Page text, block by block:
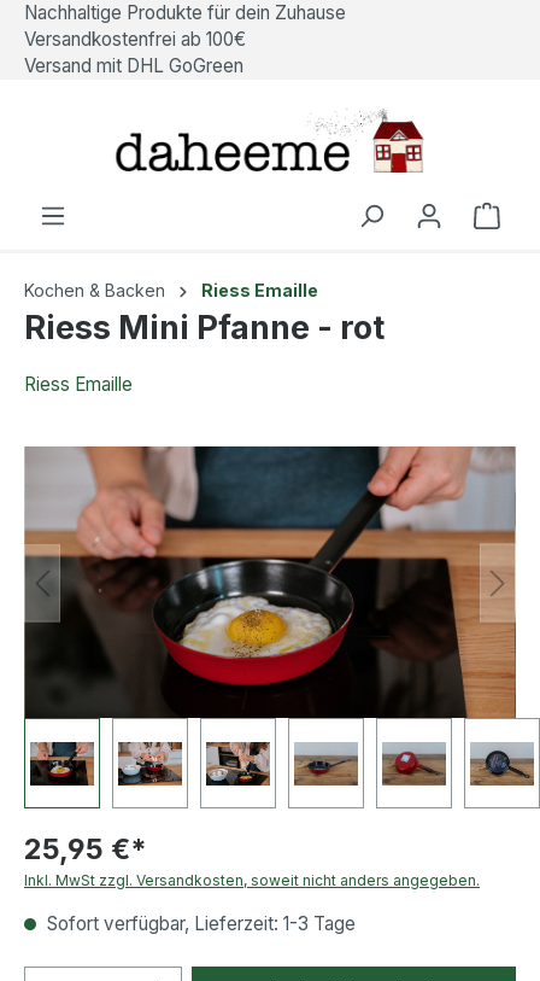
springen
Nachhaltige Produkte für dein Zuhause
Versandkostenfrei ab 100€
Versand mit DHL GoGreen
Kochen & Backen Riess Emaille
Riess Mini Pfanne - rot
Riess Emaille
Bildergalerie überspringen
25,95 €*
Inkl. MwSt zzgl. Versandkosten, soweit nicht anders angegeben.
Sofort verfügbar, Lieferzeit: 1-3 Tage